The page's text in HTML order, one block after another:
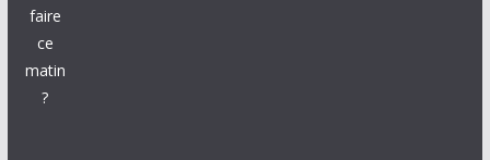
faire
ce
matin
?